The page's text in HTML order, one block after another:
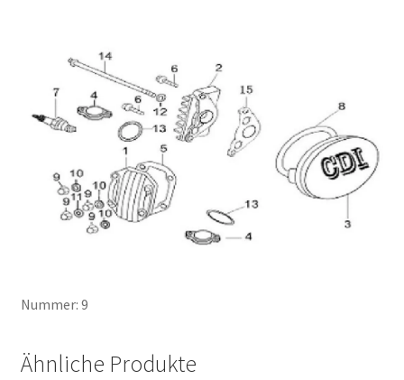
Nummer: 9
Ähnliche Produkte